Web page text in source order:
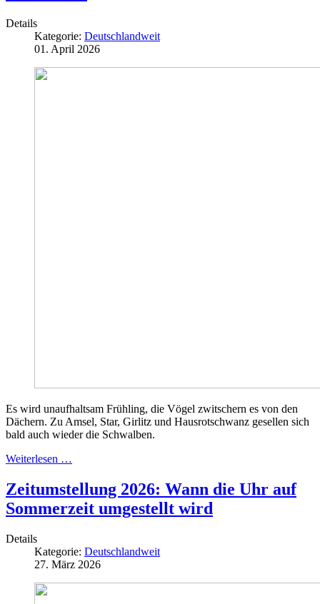
Details
Kategorie: Deutschlandweit
01. April 2026
Es wird unaufhaltsam Frühling, die Vögel zwitschern es von den
Dächern. Zu Amsel, Star, Girlitz und Hausrotschwanz gesellen sich
bald auch wieder die Schwalben.
Weiterlesen …
Zeitumstellung 2026: Wann die Uhr auf
Sommerzeit umgestellt wird
Details
Kategorie: Deutschlandweit
27. März 2026